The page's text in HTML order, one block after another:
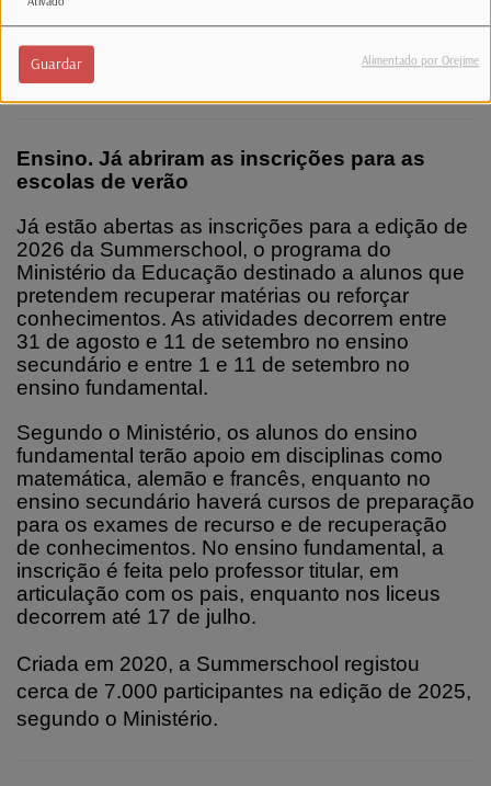
Guardar Alimentado por Orejime
tornar a informação administrativa mais
acessível a todos.
Ensino. Já abriram as inscrições para as
escolas de verão
Já estão abertas as inscrições para a edição de
2026 da Summerschool, o programa do
Ministério da Educação destinado a alunos que
pretendem recuperar matérias ou reforçar
conhecimentos. As atividades decorrem entre
31 de agosto e 11 de setembro no ensino
secundário e entre 1 e 11 de setembro no
ensino fundamental.
Segundo o Ministério, os alunos do ensino
fundamental terão apoio em disciplinas como
matemática, alemão e francês, enquanto no
ensino secundário haverá cursos de preparação
para os exames de recurso e de recuperação
de conhecimentos. No ensino fundamental, a
inscrição é feita pelo professor titular, em
articulação com os pais, enquanto nos liceus
decorrem até 17 de julho.
Criada em 2020, a Summerschool registou
cerca de 7.000 participantes na edição de 2025,
segundo o Ministério.